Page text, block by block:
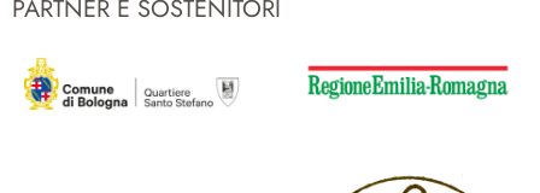
PARTNER E SOSTENITORI